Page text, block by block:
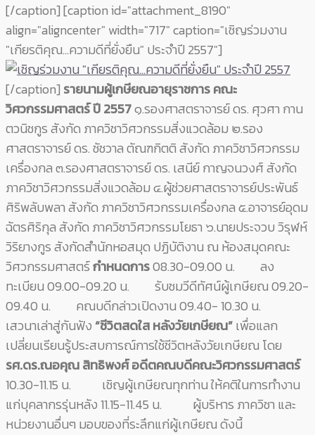
[/caption] [caption id="attachment_8190"
align="aligncenter" width="717" caption="เชิญร่วมงาน
"เกียรติคุณ...ความดีที่ยั่งยืน" ประจำปี 2557"]
[/caption] รายนามผู้เกษียณอายุราชการ คณะ
วิศวกรรมศาสตร์ ปี2557๑.รองศาสตราจารย์ ดร. ศุวศา กาน
ตวนิชกูร สังกัด ภาควิชาวิศวกรรมสิ่งแวดล้อม ๒.รอง
ศาสตราจารย์ ดร. ชัชวาล ตัณฑกิตติ สังกัด ภาควิชาวิศวกรรม
เครื่องกล ๓.รองศาสตราจารย์ ดร. เสนีย์ กาญจนวงศ์ สังกัด
ภาควิชาวิศวกรรมสิ่งแวดล้อม ๔.ผู้ช่วยศาสตราจารย์ประพันธ์
ศิริพลับพลา สังกัด ภาควิชาวิศวกรรมเครื่องกล ๕.อาจารย์อุดม
ฉัตรศิริกุล สังกัด ภาควิชาวิศวกรรมโยธา ๖.นายประจวบ วิรุฬห์
วิริยางกูร สังกัดสำนักหอสมุด ปฏิบัติงาน ณ ห้องสมุดคณะ
วิศวกรรมศาสตร์กำหนดการ08.30-09.00 น. ลง
ทะเบียน 09.00-09.20 น. รับชมวีดีทัศน์ผู้เกษียณ 09.20-
09.40 น. คณบดีกล่าวเปิดงาน 09.40- 10.30 น.
เสวนาเล่าสู่กันฟัง“ชีวิตสดใส หลังวัยเกษียณ”เพื่อแลก
เปลี่ยนเรียนรู้ประสบการณ์การใช้ชีวิตหลังวัยเกษียณ โดย
รศ.ดร.ณอคุณ สิทธิพงศ์อดีตคณบดีคณะวิศวกรรมศาสตร์
10.30-11.15 น. เชิญผู้เกษียณทุกท่าน ให้คติในการทำงาน
แก่บุคลากรรุ่นหลัง 11.15-11.45 น. ผู้บริหาร ภาควิชา และ
หน่วยงานอื่นๆ มอบของที่ระลึกแก่ผู้เกษียณ ดังนี้